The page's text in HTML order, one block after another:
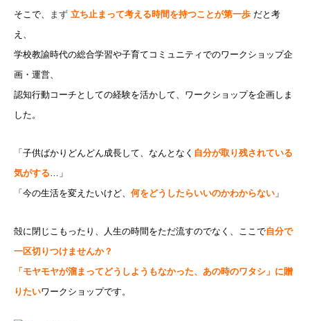
そこで、 まず 立ち止まって考える時間を持つことが第一歩 だと考
え、
学校教諭時代の総合学習や子育てコミュニティでのワークショップ企
画・運営、
認知行動コーチとしての経験を活かして、ワークショップを企画しま
した。
「子供ばかりどんどん成長して、なんとなく 自分が取り残されている
気がする …」
「今の生活を変えたいけど、 何をどうしたらいいのかわからない 」
殻に閉じこもったり、人生の時間をただ流すのでなく、ここで自分で
一区切りつけませんか？
「モヤモヤが溜まってどうしようもなかった、あの時のワタシ」に贈
りたいワークショップです。